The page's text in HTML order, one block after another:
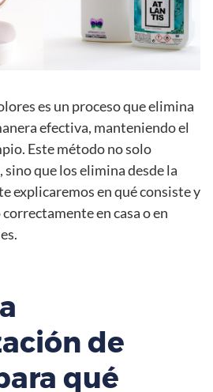
es un proceso que elimina
efectiva, manteniendo el
Este método no solo
que los elimina desde la
explicaremos en qué consiste y
en casa o en
de
qué